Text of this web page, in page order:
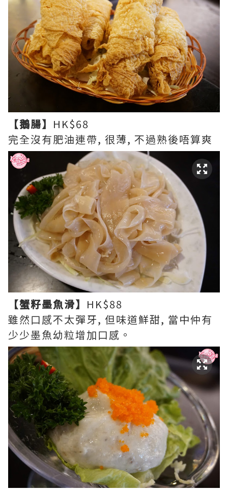
【鵝腸】 HK$68
完全沒有肥油連帶, 很薄, 不過熟後唔算爽
【蟹籽墨魚滑】 HK$88
雖然口感不太彈牙, 但味道鮮甜, 當中仲有
少少墨魚幼粒增加口感。